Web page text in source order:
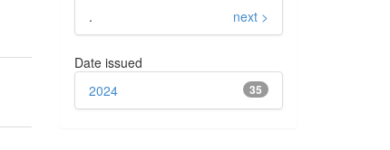
. next >
Date issued
35
2024